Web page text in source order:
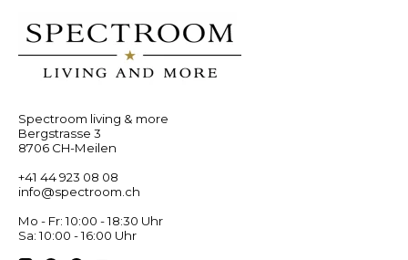
Spectroom living & more
Bergstrasse 3
8706 CH-Meilen
+41 44 923 08 08
info@spectroom.ch
Mo - Fr: 10:00 - 18:30 Uhr
Sa: 10:00 - 16:00 Uhr